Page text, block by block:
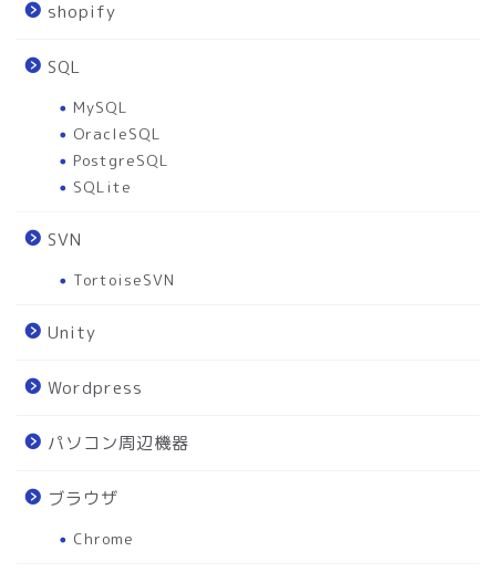
shopify
SQL
MySQL
OracleSQL
PostgreSQL
SQLite
SVN
TortoiseSVN
Unity
Wordpress
パソコン周辺機器
ブラウザ
Chrome